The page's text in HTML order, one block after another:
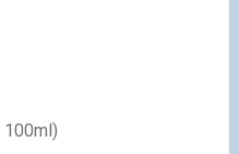
100ml)